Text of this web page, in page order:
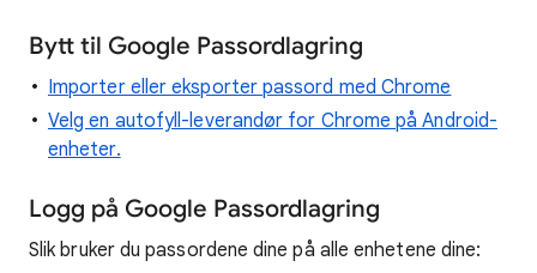
Bytt til Google Passordlagring
Importer eller eksporter passord med Chrome
Velg en autofyll-leverandør for Chrome på Android-
enheter.
Logg på Google Passordlagring
Slik bruker du passordene dine på alle enhetene dine: